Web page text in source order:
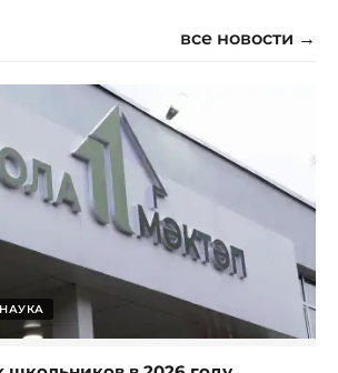
все новости →